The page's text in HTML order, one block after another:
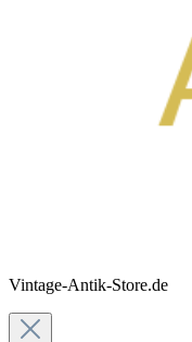
Vintage-Antik-Store.de